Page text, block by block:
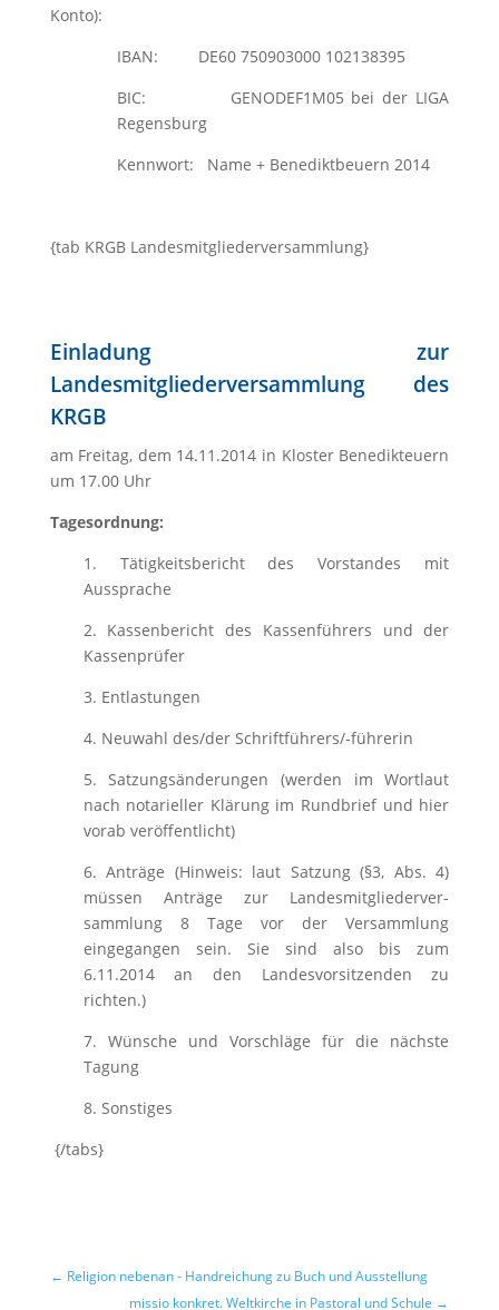
Konto):
IBAN: DE60 750903000 102138395
BIC: GENODEF1M05 bei der LIGA
Regensburg
Kennwort: Name + Benediktbeuern 2014
{tab KRGB Landesmitgliederversammlung}
Einladung zur
Landesmitgliederversammlung des
KRGB
am Freitag, dem 14.11.2014 in Kloster Benedikteuern
um 17.00 Uhr
Tagesordnung:
1. Tätigkeitsbericht des Vorstandes mit
Aussprache
2. Kassenbericht des Kassenführers und der
Kassenprüfer
3. Entlastungen
4. Neuwahl des/der Schriftführers/-führerin
5. Satzungsänderungen (werden im Wortlaut
nach notarieller Klärung im Rundbrief und hier
vorab veröffentlicht)
6. Anträge (Hinweis: laut Satzung (§3, Abs. 4)
müssen Anträge zur Landesmitgliederver­
sammlung 8 Tage vor der Versammlung
eingegangen sein. Sie sind also bis zum
6.11.2014 an den Landesvorsitzenden zu
richten.)
7. Wünsche und Vorschläge für die nächste
Tagung
8. Sonstiges
{/tabs}
← Religion nebenan - Handreichung zu Buch und Ausstellung
missio konkret. Weltkirche in Pastoral und Schule →